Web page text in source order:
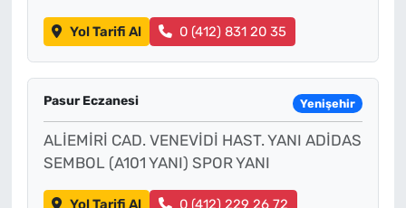
Yol Tarifi Al 0 (412) 831 20 35
Pasur Eczanesi Yenişehir
ALİEMİRİ CAD. VENEVİDİ HAST. YANI ADİDAS
SEMBOL (A101 YANI) SPOR YANI
Yol Tarifi Al 0 (412) 229 26 72